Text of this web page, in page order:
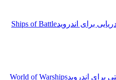
اندروید Ships of Battle
World of Warships